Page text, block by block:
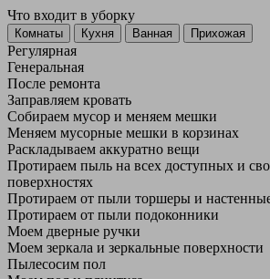
Что входит в уборку
Регу­лярная
Гене­ральная
После ремонта
Заправляем кровать
Собираем мусор и меняем мешки
Меняем мусорные мешки в корзинах
Раскладываем аккуратно вещи
Протираем пыль на всех доступных и
поверхностях
Протираем от пыли торшеры и
Протираем от пыли подоконники
Моем дверные ручки
Моем зеркала и зеркальные поверхности
Пылесосим пол